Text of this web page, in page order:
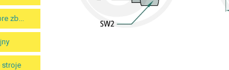
zb...
stroje